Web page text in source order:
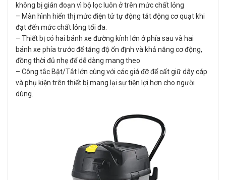
không bị gián đoạn vì bộ lọc luôn ở trên mức chất lỏng
– Màn hình hiển thị mức điện tử tự động tắt động cơ quạt khi
đạt đến mức chất lỏng tối đa.
– Thiết bị có hai bánh xe đường kính lớn ở phía sau và hai
bánh xe phía trước để tăng độ ổn định và khả năng cơ động,
đồng thời đủ nhẹ để dễ dàng mang theo
– Công tắc Bật/Tắt lớn cùng với các giá đỡ để cất giữ dây cáp
và phụ kiện trên thiết bị mang lại sự tiện lợi hơn cho người
dùng.